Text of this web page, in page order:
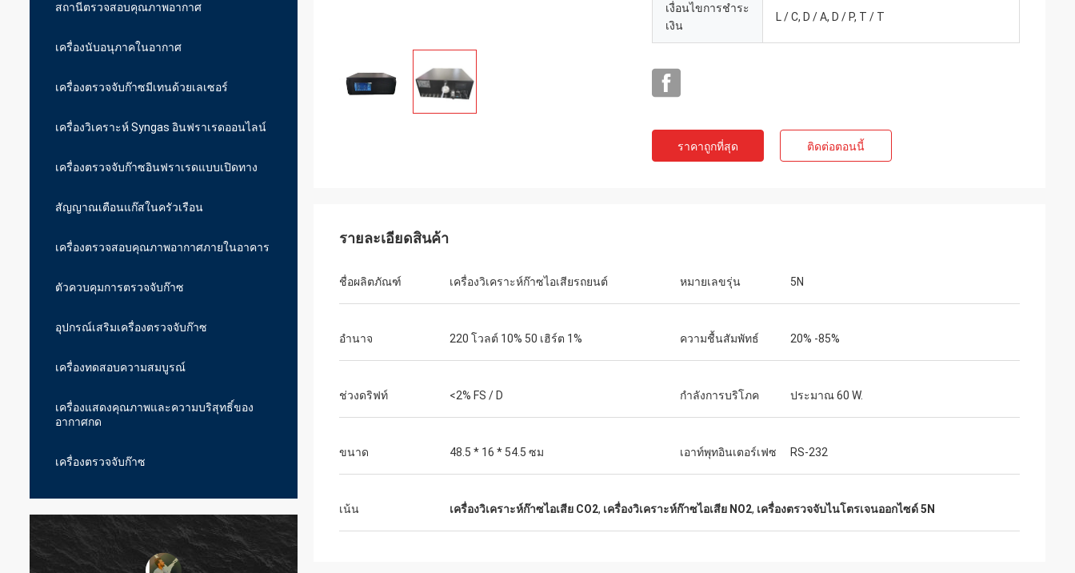
สถานีตรวจสอบคุณภาพอากาศ
เครื่องนับอนุภาคในอากาศ
เครื่องตรวจจับก๊าซมีเทนด้วยเลเซอร์
เครื่องวิเคราะห์ Syngas อินฟราเรดออนไลน์
เครื่องตรวจจับก๊าซอินฟราเรดแบบเปิดทาง
สัญญาณเตือนแก๊สในครัวเรือน
เครื่องตรวจสอบคุณภาพอากาศภายในอาคาร
ตัวควบคุมการตรวจจับก๊าซ
อุปกรณ์เสริมเครื่องตรวจจับก๊าซ
เครื่องทดสอบความสมบูรณ์
เครื่องแสดงคุณภาพและความบริสุทธิ์ของ
อากาศกด
เครื่องตรวจจับก๊าซ
เงื่อนไขการชำระ
เงิน
L / C, D / A, D / P, T / T
ราคาถูกที่สุด ติดต่อตอนนี้
รายละเอียดสินค้า
ชื่อผลิตภัณฑ์ เครื่องวิเคราะห์ก๊าซไอเสียรถยนต์ หมายเลขรุ่น 5N
อำนาจ 220 โวลต์ 10% 50 เฮิร์ต 1% ความชื้นสัมพัทธ์ 20% -85%
ช่วงดริฟท์ <2% FS / D กำลังการบริโภค ประมาณ 60 W.
ขนาด 48.5 * 16 * 54.5 ซม เอาท์พุทอินเตอร์เฟซ RS-232
เน้น เครื่องวิเคราะห์ก๊าซไอเสีย CO2, เครื่องวิเคราะห์ก๊าซไอเสีย NO2, เครื่องตรวจจับไนโตรเจนออกไซด์ 5N